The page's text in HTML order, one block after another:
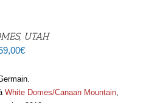
UTAH
€
White Domes/Canaan Mountain,